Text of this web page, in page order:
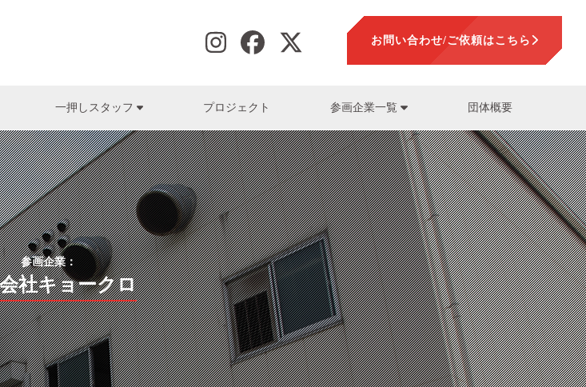
お問い合わせ/ご依頼はこちら
フェース）
研磨加工・電気加工
マシニング・旋盤
装置・システム開発・設計解析
要素技術一覧
一押しスタッフ
)
森岡清隆
(株式会社辻製作所)
名高賢次
(株式会社名高精工所)
山本孟史
(有限会社日双工業)
木村博高
(株式会社ナンゴー)
真名子正憲
(株式会社最上インクス)
北村恵彦
(株式会社クロスエフェクト)
山本正範
(HILLTOP株式会社)
須藤保朗
(高木金属株式会社)
熊崎純一
(株式会社キョークロ)
一押しスタッフ一覧
プロジェクト 参画企業一覧
株式会社辻製作所
土肥板金工業株式会社
株式会社東洋
株式会社ナカモト
株式会社名高精工所
株式会社ナンゴー
株式会社西山ケミックス
有限会社日双工業
株式会社ニューネクスト
HILLTOP株式会社
ヒロセ工業株式会社
株式会社富士製作所
株式会社PROTEC
ヤナコプラス株式会社
株式会社山口精機製作所
ユーハン工業株式会社
洛陽プラスチック株式会社
参画企業一覧
団体概要
参画企業：
社キョークロ